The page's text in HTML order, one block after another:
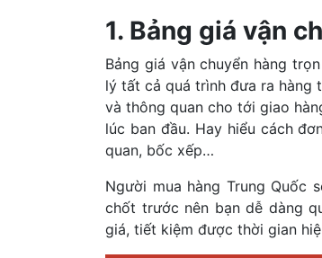
1. Bảng giá vận
Bảng giá vận chuyển hàng
lý tất cả quá trình đưa ra hàng
và thông quan cho tới giao
lúc ban đầu. Hay hiểu cách
quan, bốc xếp…
Người mua hàng Trung Quốc
chốt trước nên bạn dễ dàng
giá, tiết kiệm được thời gian